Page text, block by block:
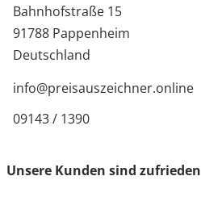
Bahnhofstraße 15
91788 Pappenheim
Deutschland
info@preisauszeichner.online
09143 / 1390
Unsere Kunden sind zufrieden